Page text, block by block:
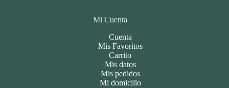
Mi Cuenta
Cuenta
Mis Favoritos
Carrito
Mis datos
Mis pedidos
Mi domicilio